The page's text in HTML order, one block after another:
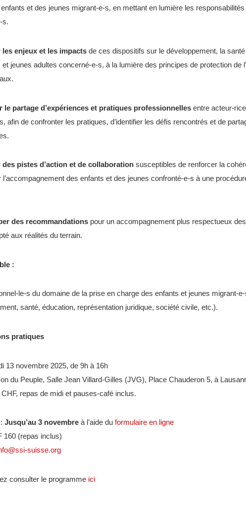
et des jeunes migrant-e-s, en mettant en lumière les
s.
les enjeux et les impacts de ces dispositifs sur le développement, la santé
et jeunes adultes concerné-e-s, à la lumière des principes de protection de
le partage d’expériences et pratiques professionnelles entre acteur-
afin de confronter les pratiques, d’identifier les défis rencontrés et de
des pistes d’action et de collaboration susceptibles de renforcer la
l’accompagnement des enfants et des jeunes confronté-e-s à une
des recommandations pour un accompagnement plus respectueux
aux réalités du terrain.
:
le-s du domaine de la prise en charge des enfants et jeunes migrant-
santé, éducation, représentation juridique, société civile, etc.).
pratiques
13 novembre 2025, de 9h à 16h
du Peuple, Salle Jean Villard-Gilles (JVG), Place Chauderon 5, à
repas de midi et pauses-café inclus.
:Jusqu’au 3 novembre à l’aide duformulaire en ligne
160 (repas inclus)
suisse.org
consulter le programme ici